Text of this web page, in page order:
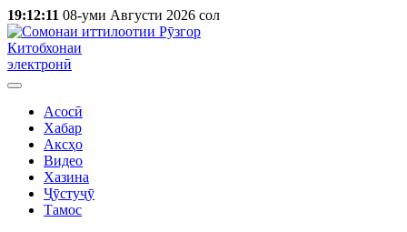
19:12:11 08-уми Августи 2026 сол
Китобхонаи
электронӣ
Асосӣ
Хабар
Аксҳо
Видео
Хазина
Ҷӯстуҷӯ
Тамос